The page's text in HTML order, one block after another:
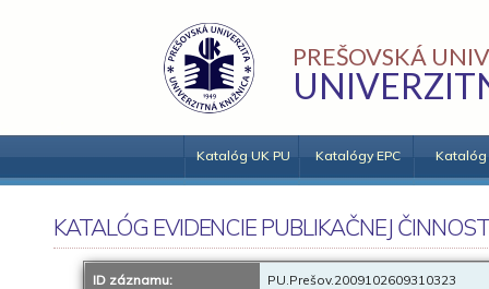
PREŠOVSKÁ
Katalóg UK PU Katalógy EPC Katalóg
KATALÓG EVIDENCIE PUBLIKAČNEJ
ID záznamu: PU.Prešov.2009102609310323